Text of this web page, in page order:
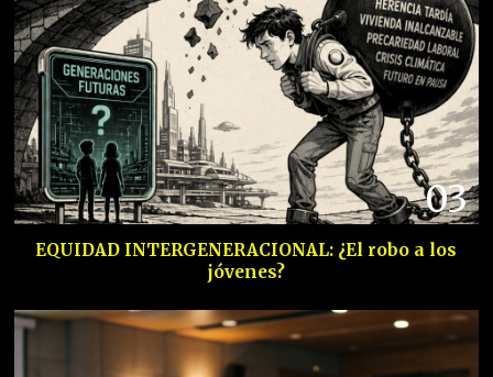
03
EQUIDAD INTERGENERACIONAL: ¿El robo a los
jóvenes?